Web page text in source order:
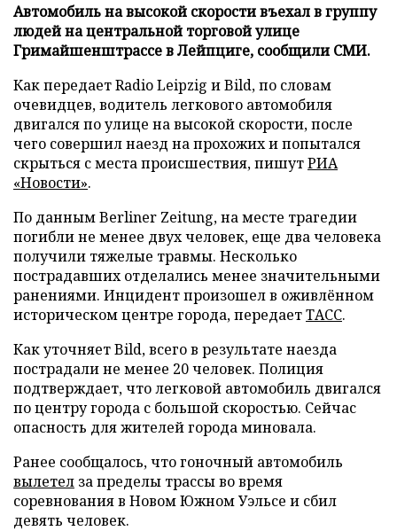
Автомобиль на высокой скорости въехал в группу
людей на центральной торговой улице
Гримайшенштрассе в Лейпциге, сообщили СМИ.
Как передает Radio Leipzig и Bild, по словам
очевидцев, водитель легкового автомобиля
двигался по улице на высокой скорости, после
чего совершил наезд на прохожих и попытался
скрыться с места происшествия, пишутРИА
«Новости».
По данным Berliner Zeitung, на месте трагедии
погибли не менее двух человек, еще два человека
получили тяжелые травмы. Несколько
пострадавших отделались менее значительными
ранениями. Инцидент произошел в оживлённом
историческом центре города, передаетТАСС.
Как уточняет Bild, всего в результате наезда
пострадали не менее 20 человек. Полиция
подтверждает, что легковой автомобиль двигался
по центру города с большой скоростью. Сейчас
опасность для жителей города миновала.
Ранее сообщалось, что гоночный автомобиль
вылетел за пределы трассы во время
соревнования в Новом Южном Уэльсе и сбил
девять человек.